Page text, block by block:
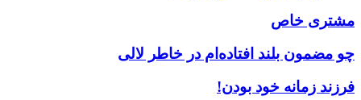
مشتری خاص
چو مضمون بلند افتاده‌ام در خاطر لالی
فرزند زمانه خود بودن!